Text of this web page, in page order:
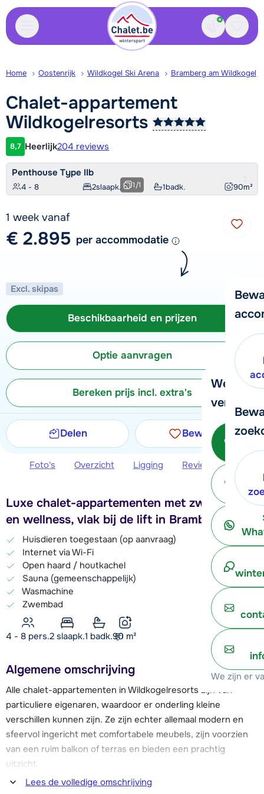
Contact
We
verder!
We zijn er
Home Oostenrijk Wildkogel Ski Arena Bramberg am Wildkogel
Chalet-appartement
Wildkogelresorts
Klantwaardering
8,7 Heerlijk204 reviews
Penthouse Type IIb
4 - 8 2slaapk. 1badk. 90m²
1/1
1 week vanaf
€ 2.895 per accommodatie
Excl. skipas
Beschikbaarheid en prijzen
Optie aanvragen
Bereken prijs incl. extra's
Delen Bewaren
Foto's Overzicht Ligging Reviews
Luxe chalet-appartementen met zwembad
en wellness, vlak bij de lift in Bramberg
Huisdieren toegestaan (op aanvraag)
Internet via Wi-Fi
Open haard / houtkachel
Sauna (gemeenschappelijk)
Wasmachine
Zwembad
4 - 8 pers.2 slaapk.1 badk.90 m²
Algemene omschrijving
Alle chalet-appartementen in Wildkogelresorts zijn van
particuliere eigenaren, waardoor er onderling kleine
verschillen kunnen zijn. Ze zijn echter allemaal modern en
sfeervol ingericht met comfortabele meubels, zijn voorzien
van een ruim balkon of terras en bieden een prachtig
uitzicht.
Lees de volledige omschrijving